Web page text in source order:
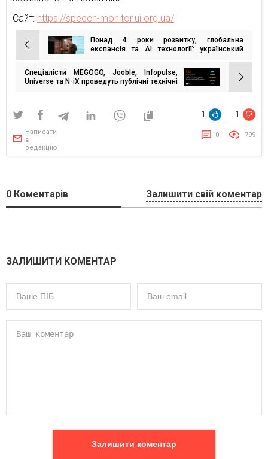
Сайт: https://speech-monitor.ui.org.ua/
Навігація
записів
Понад 4 роки розвитку, глобальна
експансія та AI технології: український
Спеціалісти MEGOGO, Jooble, Infopulse,
Universe та N-iX проведуть публічні технічні
1 1
Написати
в
редакцію
0 799
0 Коментарів Залишити свій коментар
ЗАЛИШИТИ КОМЕНТАР
Залишити коментар